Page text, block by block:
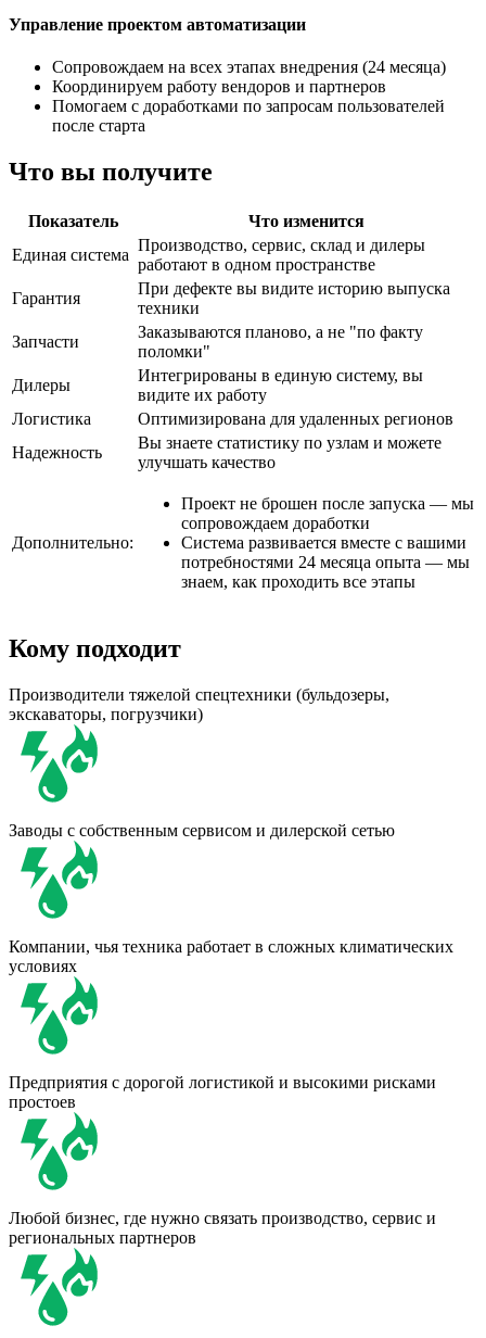
Управление проектом автоматизации
Сопровождаем на всех этапах внедрения (24 месяца)
Координируем работу вендоров и партнеров
Помогаем с доработками по запросам пользователей
после старта
Что вы получите
Показатель
Что изменится
Единая система
Производство, сервис, склад и дилеры
работают в одном пространстве
Гарантия
При дефекте вы видите историю выпуска
техники
Запчасти
Заказываются планово, а не "по факту
поломки"
Дилеры
Интегрированы в единую систему, вы
видите их работу
Логистика
Оптимизирована для удаленных регионов
Надежность
Вы знаете статистику по узлам и можете
улучшать качество
Дополнительно:
Проект не брошен после запуска — мы
сопровождаем доработки
Система развивается вместе с вашими
потребностями 24 месяца опыта — мы
знаем, как проходить все этапы
Кому подходит
Производители тяжелой спецтехники (бульдозеры,
экскаваторы, погрузчики)
Заводы с собственным сервисом и дилерской сетью
Компании, чья техника работает в сложных климатических
условиях
Предприятия с дорогой логистикой и высокими рисками
простоев
Любой бизнес, где нужно связать производство, сервис и
региональных партнеров